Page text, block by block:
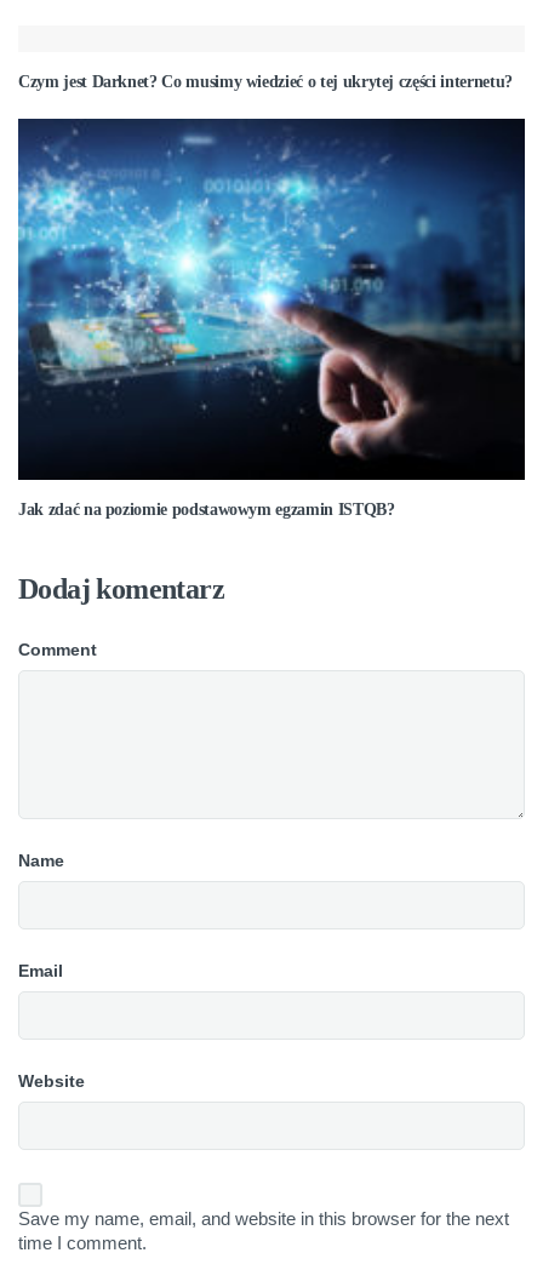
Czym jest Darknet? Co musimy wiedzieć o tej ukrytej części internetu?
Jak zdać na poziomie podstawowym egzamin ISTQB?
Dodaj komentarz
Comment
Name
Email
Website
Save my name, email, and website in this browser for the next
time I comment.